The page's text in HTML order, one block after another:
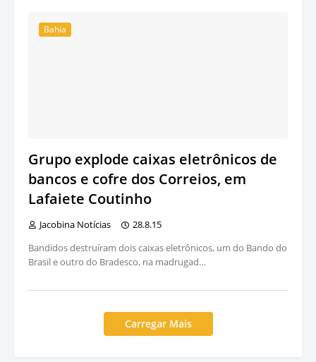
Bahia
Grupo explode caixas eletrônicos de
bancos e cofre dos Correios, em
Lafaiete Coutinho
Jacobina Notícias
28.8.15
Bandidos destruíram dois caixas eletrônicos, um do Bando do
Brasil e outro do Bradesco, na madrugad…
Carregar Mais